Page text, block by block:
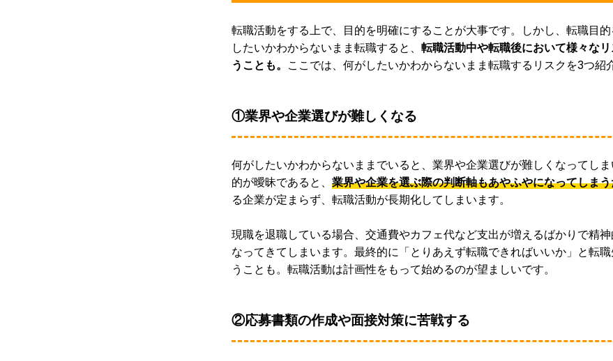
転職活動をする上で、目的を明確にすることが大事です。しかし、転職目
したいかわからないまま転職すると、 転職活動中や転職後において様々な
うことも。 ここでは、何がしたいかわからないまま転職するリスクを3つ紹
①業界や企業選びが難しくなる
何がしたいかわからないままでいると、業界や企業選びが難しくなってし
的が曖昧であると、 業界や企業を選ぶ際の判断軸もあやふやになってしま
る企業が定まらず、転職活動が長期化してしまいます。
現職を退職している場合、交通費やカフェ代など支出が増えるばかりで精神
なってきてしまいます。最終的に「とりあえず転職できればいいか」と転
うことも。転職活動は計画性をもって始めるのが望ましいです。
②応募書類の作成や面接対策に苦戦する